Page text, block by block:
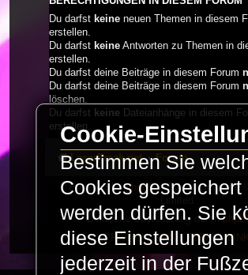
Du darfst keine neuen Themen in diesem
erstellen.
Du darfst keine Antworten zu Themen in
erstellen.
Du darfst deine Beiträge in diesem Forum
Du darfst deine Beiträge in diesem Forum
löschen.
Du darfst keine Dateianhänge in diesem
erstellen.
LaserFreak.net Forum
Powered byphpBB® Forum Software
Limited
Deutsche Übersetzung durch
PRIVACY_LINK | TERMS_LINK
Cookie-
Bestimmen Sie
Cookies gespeichert
werden dürfen. Sie
diese Einstellungen
jederzeit in der